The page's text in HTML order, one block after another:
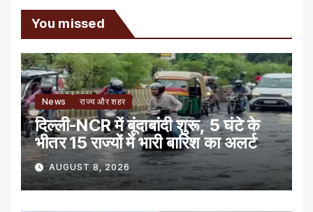
You missed
News राज्य और शहर
दिल्ली-NCR में बूंदाबांदी शुरू, 5 घंटे के
भीतर 15 राज्यों में भारी बारिश का अलर्ट
AUGUST 8, 2026